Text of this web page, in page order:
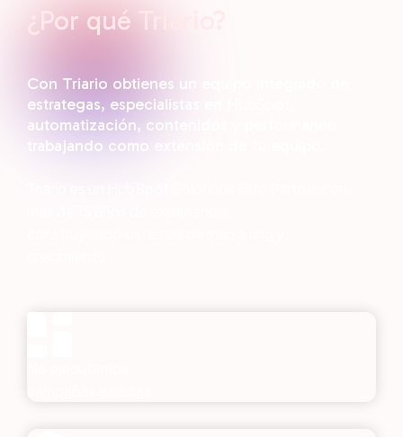
¿Por qué Triario?
Con Triario obtienes un equipo integrado de
estrategas, especialistas en HubSpot,
automatización, contenidos y performance
trabajando como extensión de tu equipo.